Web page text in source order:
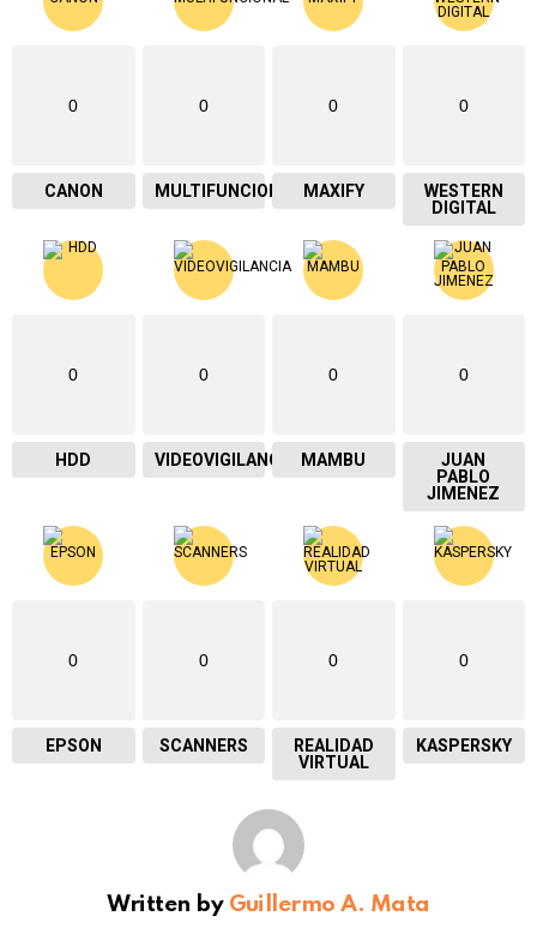
0
CANON
0
MULTIFUNCIONAL
0
MAXIFY
0
WESTERN
DIGITAL
0
HDD
0
VIDEOVIGILANCIA
0
MAMBU
0
JUAN
PABLO
JIMENEZ
0
EPSON
0
SCANNERS
0
REALIDAD
VIRTUAL
0
KASPERSKY
Written by Guillermo A. Mata